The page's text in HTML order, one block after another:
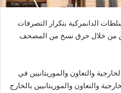
الدانمركية بتكرار التصرفات
من خلال حرق نسخ من المصحف
والتعاون والموريتانيين في
والتعاون والموريتانيين بالخارج